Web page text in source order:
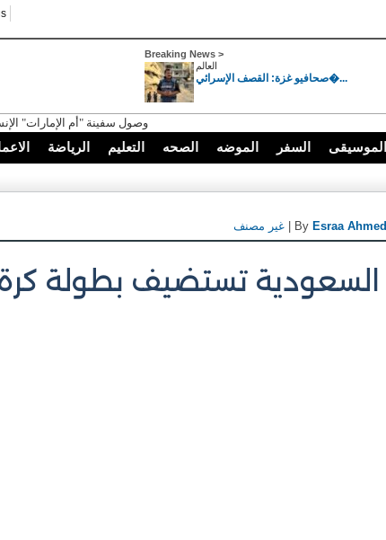
Breaking News >
العالم
صحافيو غزة: القصف الإسرائي�...
وصول سفينة "أم الإمارات" الإنسانية
الرياضة التعليم الصحه الموضه السفر الموسيقى
غير مصنف | By Esraa Ahmed
السعودية تستضيف بطولة كرة